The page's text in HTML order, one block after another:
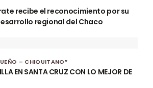
recibe el reconocimiento por su
regional del Chaco
– CHIQUITANO”
EN SANTA CRUZ CON LO MEJOR DE